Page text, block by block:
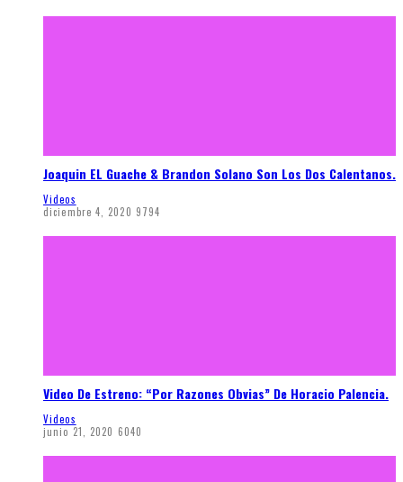
Joaquin EL Guache & Brandon Solano Son Los Dos Calentanos.
Videos
diciembre 4, 2020 9794
Video De Estreno: “Por Razones Obvias” De Horacio Palencia.
Videos
junio 21, 2020 6040